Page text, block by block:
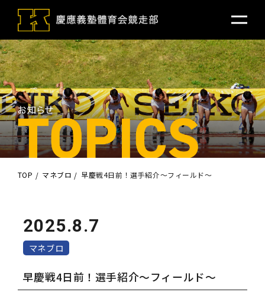
TOP マネブロ 早慶戦4日前！選手紹介〜フィールド〜
2025.8.7
マネブロ
早慶戦4日前！選手紹介〜フィールド〜